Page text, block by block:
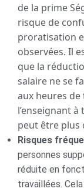
de la prime
risque de
proratisation
observées. Il
que la
salaire ne se
aux heures
l’enseignant
peut être plus
Risques
personnes
réduite en
travaillées.